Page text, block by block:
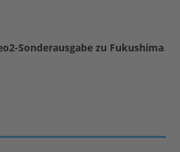
Sonderausgabe zu Fukushima